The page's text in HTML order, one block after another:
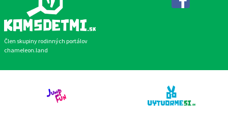
Člen skupiny rodinných portálov
chameleon.land